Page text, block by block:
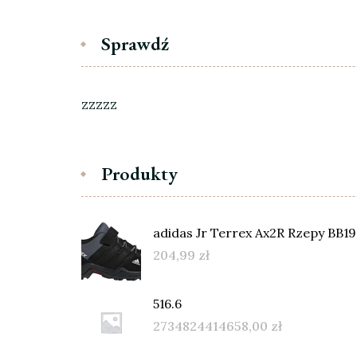
Sprawdź
zzzzz
Produkty
adidas Jr Terrex Ax2R Rzepy
204,99 zł
516.6
2734824414658,00 zł